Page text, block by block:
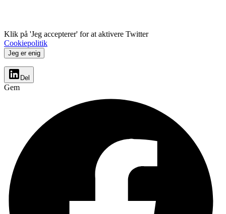
Klik på 'Jeg accepterer' for at aktivere Twitter
Cookiepolitik
Jeg er enig
Del
Gem